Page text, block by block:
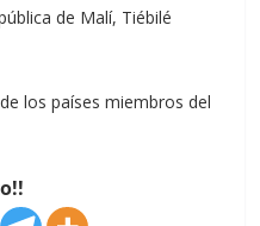
de Malí, Tiébilé
los países miembros del